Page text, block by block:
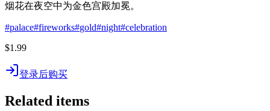
烟花在夜空中为金色宫殿加冕。
#palace#fireworks#gold#night#celebration
$1.99
登录后购买
Related items